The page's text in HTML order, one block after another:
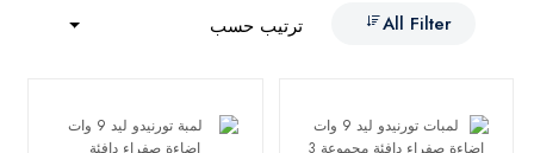
All Filter
ترتيب حسب